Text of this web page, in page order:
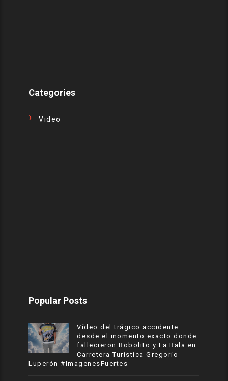
Categories
Video
Popular Posts
Vídeo del trágico accidente
desde el momento exacto donde
fallecieron Bobolito y La Bala en
Carretera Turistica Gregorio
Luperón #ImagenesFuertes